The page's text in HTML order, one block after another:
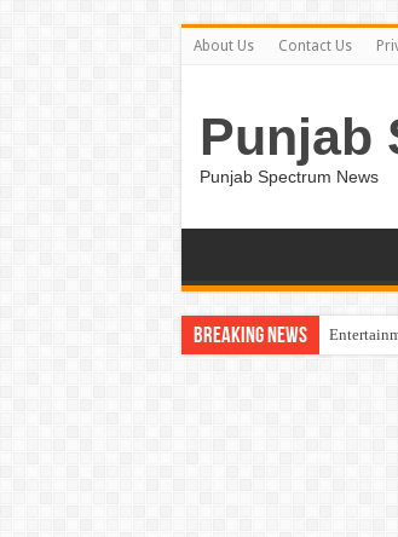
About Us Contact Us
Punjab
Punjab Spectrum News
Breaking News